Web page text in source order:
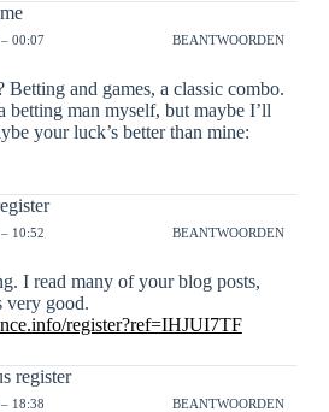
00:07 BEANTWOORDEN
Betting and games, a classic combo.
betting man myself, but maybe I’ll
your luck’s better than mine:
10:52 BEANTWOORDEN
I read many of your blog posts,
very good.
register?ref=IHJUI7TF
register
18:38 BEANTWOORDEN